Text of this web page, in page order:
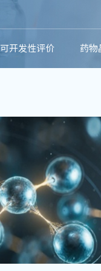
可开发性评价 药物